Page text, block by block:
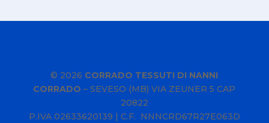
© 2026 CORRADO TESSUTI DI NANNI
CORRADO –SEVESO (MB) VIA ZEUNER 5 CAP
20822
P.IVA 02633620139 | C.F. NNNCRD67R27E063D